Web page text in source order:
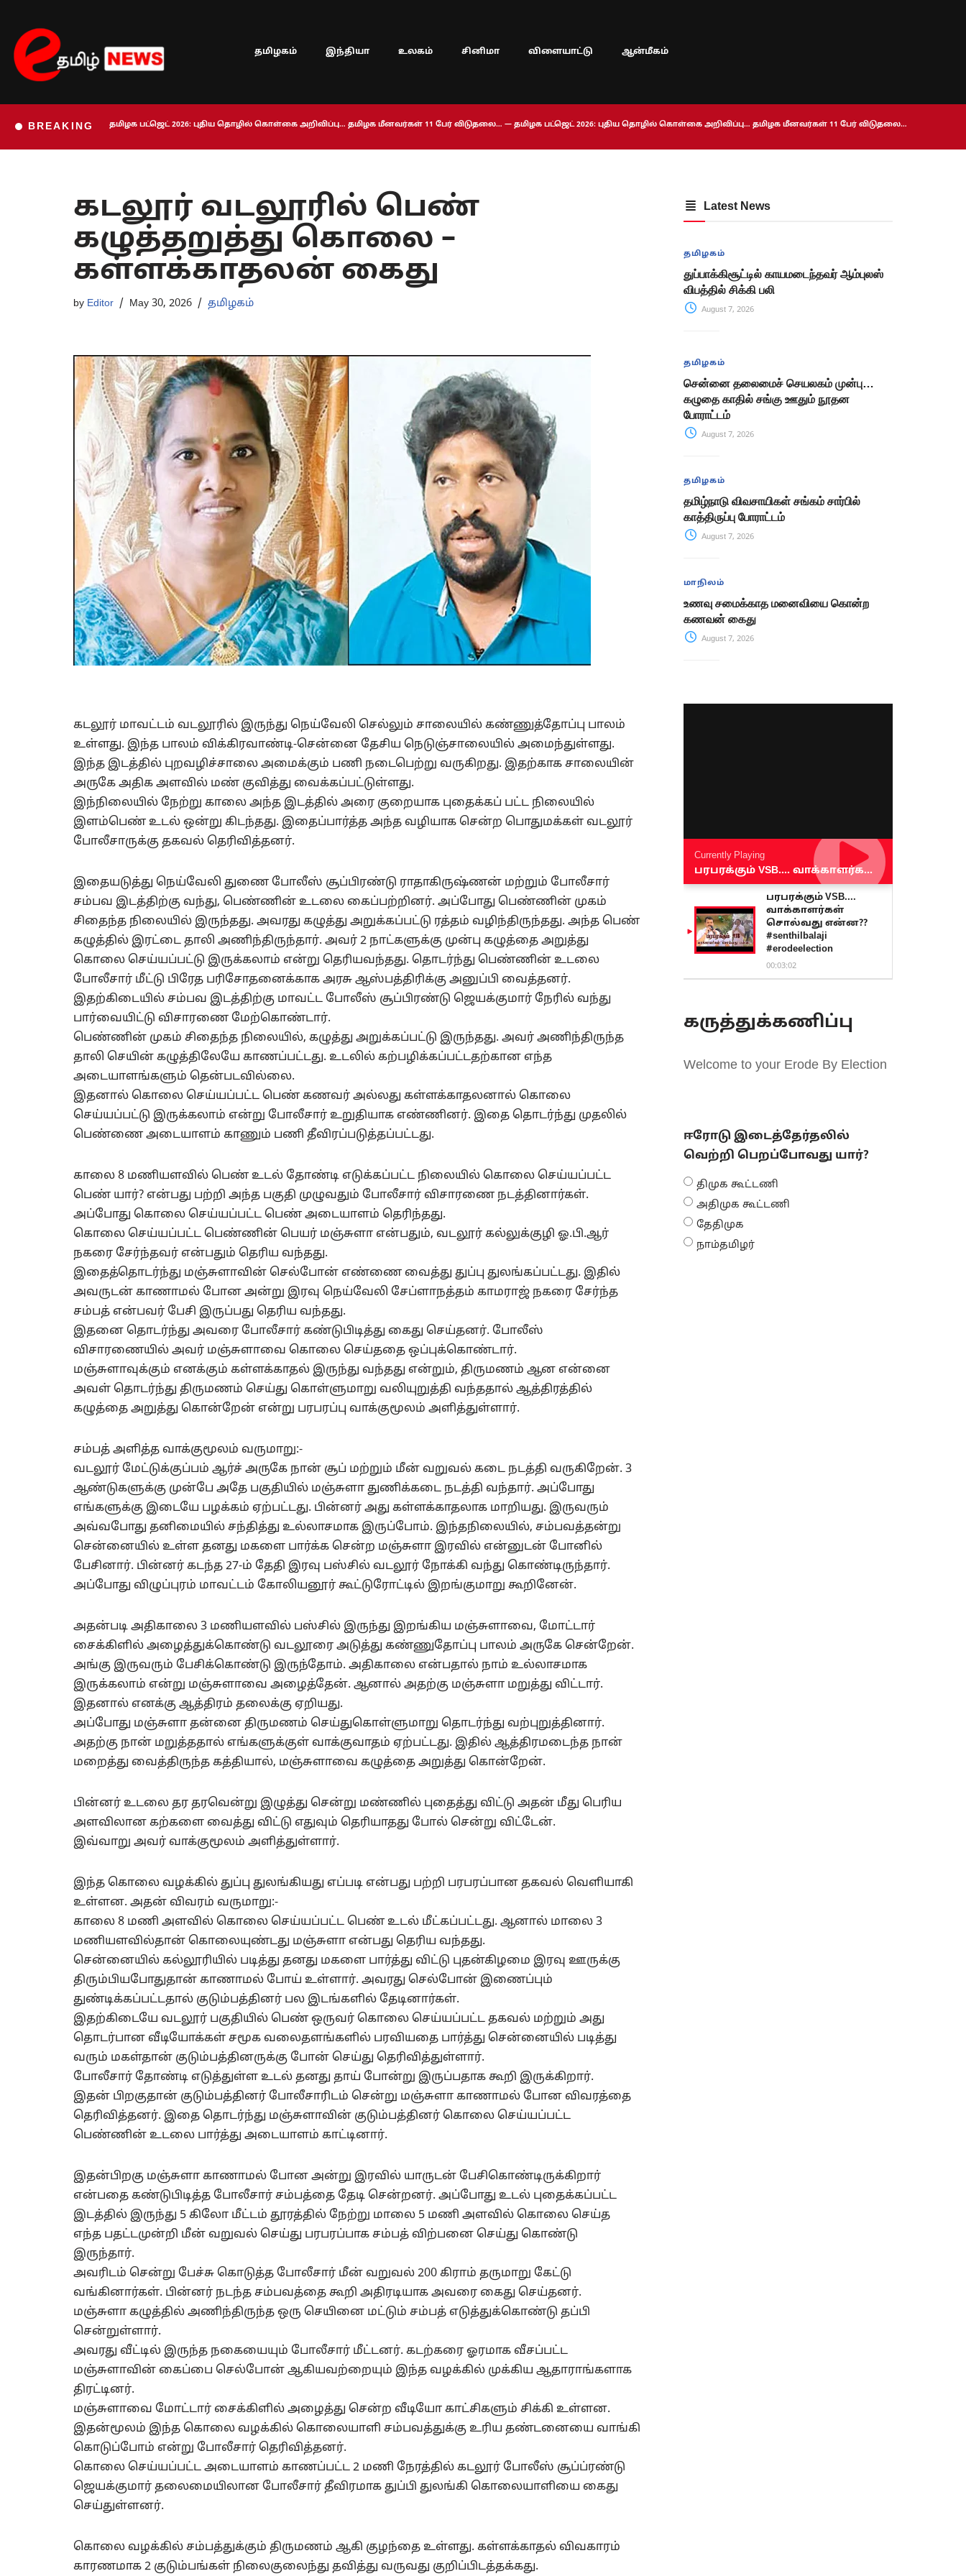
Skip
to
content
தமிழகம் இந்தியா உலகம் சினிமா விளையாட்டு ஆன்மீகம்
BREAKING தமிழக பட்ஜெட் 2026: புதிய தொழில் கொள்கை அறிவிப்பு… தமிழக மீனவர்கள் 11 பேர் விடுதலை… — தமிழக பட்ஜெட் 2026: புதிய தொழில் கொள்கை அறிவிப்பு… தமிழக மீனவர்கள் 11 பேர் விடுதலை…
கடலூர் வடலூரில் பெண்
கழுத்தறுத்து கொலை –
கள்ளக்காதலன் கைது
by Editor May 30, 2026 தமிழகம்
கடலூர் மாவட்டம் வடலூரில் இருந்து நெய்வேலி செல்லும் சாலையில் கண்ணுத்தோப்பு பாலம்
உள்ளது. இந்த பாலம் விக்கிரவாண்டி-சென்னை தேசிய நெடுஞ்சாலையில் அமைந்துள்ளது.
இந்த இடத்தில் புறவழிச்சாலை அமைக்கும் பணி நடைபெற்று வருகிறது. இதற்காக சாலையின்
அருகே அதிக அளவில் மண் குவித்து வைக்கப்பட்டுள்ளது.
இந்நிலையில் நேற்று காலை அந்த இடத்தில் அரை குறையாக புதைக்கப் பட்ட நிலையில்
இளம்பெண் உடல் ஒன்று கிடந்தது. இதைப்பார்த்த அந்த வழியாக சென்ற பொதுமக்கள் வடலூர்
போலீசாருக்கு தகவல் தெரிவித்தனர்.
இதையடுத்து நெய்வேலி துணை போலீஸ் சூப்பிரண்டு ராதாகிருஷ்ணன் மற்றும் போலீசார்
சம்பவ இடத்திற்கு வந்து, பெண்ணின் உடலை கைப்பற்றினர். அப்போது பெண்ணின் முகம்
சிதைந்த நிலையில் இருந்தது. அவரது கழுத்து அறுக்கப்பட்டு ரத்தம் வழிந்திருந்தது. அந்த பெண்
கழுத்தில் இரட்டை தாலி அணிந்திருந்தார். அவர் 2 நாட்களுக்கு முன்பு கழுத்தை அறுத்து
கொலை செய்யப்பட்டு இருக்கலாம் என்று தெரியவந்தது. தொடர்ந்து பெண்ணின் உடலை
போலீசார் மீட்டு பிரேத பரிசோதனைக்காக அரசு ஆஸ்பத்திரிக்கு அனுப்பி வைத்தனர்.
இதற்கிடையில் சம்பவ இடத்திற்கு மாவட்ட போலீஸ் சூப்பிரண்டு ஜெயக்குமார் நேரில் வந்து
பார்வையிட்டு விசாரணை மேற்கொண்டார்.
பெண்ணின் முகம் சிதைந்த நிலையில், கழுத்து அறுக்கப்பட்டு இருந்தது. அவர் அணிந்திருந்த
தாலி செயின் கழுத்திலேயே காணப்பட்டது. உடலில் கற்பழிக்கப்பட்டதற்கான எந்த
அடையாளங்களும் தென்படவில்லை.
இதனால் கொலை செய்யப்பட்ட பெண் கணவர் அல்லது கள்ளக்காதலனால் கொலை
செய்யப்பட்டு இருக்கலாம் என்று போலீசார் உறுதியாக எண்ணினர். இதை தொடர்ந்து முதலில்
பெண்ணை அடையாளம் காணும் பணி தீவிரப்படுத்தப்பட்டது.
காலை 8 மணியளவில் பெண் உடல் தோண்டி எடுக்கப்பட்ட நிலையில் கொலை செய்யப்பட்ட
பெண் யார்? என்பது பற்றி அந்த பகுதி முழுவதும் போலீசார் விசாரணை நடத்தினார்கள்.
அப்போது கொலை செய்யப்பட்ட பெண் அடையாளம் தெரிந்தது.
கொலை செய்யப்பட்ட பெண்ணின் பெயர் மஞ்சுளா என்பதும், வடலூர் கல்லுக்குழி ஓ.பி.ஆர்
நகரை சேர்ந்தவர் என்பதும் தெரிய வந்தது.
இதைத்தொடர்ந்து மஞ்சுளாவின் செல்போன் எண்ணை வைத்து துப்பு துலங்கப்பட்டது. இதில்
அவருடன் காணாமல் போன அன்று இரவு நெய்வேலி சேப்ளாநத்தம் காமராஜ் நகரை சேர்ந்த
சம்பத் என்பவர் பேசி இருப்பது தெரிய வந்தது.
இதனை தொடர்ந்து அவரை போலீசார் கண்டுபிடித்து கைது செய்தனர். போலீஸ்
விசாரணையில் அவர் மஞ்சுளாவை கொலை செய்ததை ஒப்புக்கொண்டார்.
மஞ்சுளாவுக்கும் எனக்கும் கள்ளக்காதல் இருந்து வந்தது என்றும், திருமணம் ஆன என்னை
அவள் தொடர்ந்து திருமணம் செய்து கொள்ளுமாறு வலியுறுத்தி வந்ததால் ஆத்திரத்தில்
கழுத்தை அறுத்து கொன்றேன் என்று பரபரப்பு வாக்குமூலம் அளித்துள்ளார்.
சம்பத் அளித்த வாக்குமூலம் வருமாறு:-
வடலூர் மேட்டுக்குப்பம் ஆர்ச் அருகே நான் சூப் மற்றும் மீன் வறுவல் கடை நடத்தி வருகிறேன். 3
ஆண்டுகளுக்கு முன்பே அதே பகுதியில் மஞ்சுளா துணிக்கடை நடத்தி வந்தார். அப்போது
எங்களுக்கு இடையே பழக்கம் ஏற்பட்டது. பின்னர் அது கள்ளக்காதலாக மாறியது. இருவரும்
அவ்வபோது தனிமையில் சந்தித்து உல்லாசமாக இருப்போம். இந்தநிலையில், சம்பவத்தன்று
சென்னையில் உள்ள தனது மகளை பார்க்க சென்ற மஞ்சுளா இரவில் என்னுடன் போனில்
பேசினார். பின்னர் கடந்த 27-ம் தேதி இரவு பஸ்சில் வடலூர் நோக்கி வந்து கொண்டிருந்தார்.
அப்போது விழுப்புரம் மாவட்டம் கோலியனூர் கூட்டுரோட்டில் இறங்குமாறு கூறினேன்.
அதன்படி அதிகாலை 3 மணியளவில் பஸ்சில் இருந்து இறங்கிய மஞ்சுளாவை, மோட்டார்
சைக்கிளில் அழைத்துக்கொண்டு வடலூரை அடுத்து கண்ணுதோப்பு பாலம் அருகே சென்றேன்.
அங்கு இருவரும் பேசிக்கொண்டு இருந்தோம். அதிகாலை என்பதால் நாம் உல்லாசமாக
இருக்கலாம் என்று மஞ்சுளாவை அழைத்தேன். ஆனால் அதற்கு மஞ்சுளா மறுத்து விட்டார்.
இதனால் எனக்கு ஆத்திரம் தலைக்கு ஏறியது.
அப்போது மஞ்சுளா தன்னை திருமணம் செய்துகொள்ளுமாறு தொடர்ந்து வற்புறுத்தினார்.
அதற்கு நான் மறுத்ததால் எங்களுக்குள் வாக்குவாதம் ஏற்பட்டது. இதில் ஆத்திரமடைந்த நான்
மறைத்து வைத்திருந்த கத்தியால், மஞ்சுளாவை கழுத்தை அறுத்து கொன்றேன்.
பின்னர் உடலை தர தரவென்று இழுத்து சென்று மண்ணில் புதைத்து விட்டு அதன் மீது பெரிய
அளவிலான கற்களை வைத்து விட்டு எதுவும் தெரியாதது போல் சென்று விட்டேன்.
இவ்வாறு அவர் வாக்குமூலம் அளித்துள்ளார்.
இந்த கொலை வழக்கில் துப்பு துலங்கியது எப்படி என்பது பற்றி பரபரப்பான தகவல் வெளியாகி
உள்ளன. அதன் விவரம் வருமாறு:-
காலை 8 மணி அளவில் கொலை செய்யப்பட்ட பெண் உடல் மீட்கப்பட்டது. ஆனால் மாலை 3
மணியளவில்தான் கொலையுண்டது மஞ்சுளா என்பது தெரிய வந்தது.
சென்னையில் கல்லூரியில் படித்து தனது மகளை பார்த்து விட்டு புதன்கிழமை இரவு ஊருக்கு
திரும்பியபோதுதான் காணாமல் போய் உள்ளார். அவரது செல்போன் இணைப்பும்
துண்டிக்கப்பட்டதால் குடும்பத்தினர் பல இடங்களில் தேடினார்கள்.
இதற்கிடையே வடலூர் பகுதியில் பெண் ஒருவர் கொலை செய்யப்பட்ட தகவல் மற்றும் அது
தொடர்பான வீடியோக்கள் சமூக வலைதளங்களில் பரவியதை பார்த்து சென்னையில் படித்து
வரும் மகள்தான் குடும்பத்தினருக்கு போன் செய்து தெரிவித்துள்ளார்.
போலீசார் தோண்டி எடுத்துள்ள உடல் தனது தாய் போன்று இருப்பதாக கூறி இருக்கிறார்.
இதன் பிறகுதான் குடும்பத்தினர் போலீசாரிடம் சென்று மஞ்சுளா காணாமல் போன விவரத்தை
தெரிவித்தனர். இதை தொடர்ந்து மஞ்சுளாவின் குடும்பத்தினர் கொலை செய்யப்பட்ட
பெண்ணின் உடலை பார்த்து அடையாளம் காட்டினார்.
இதன்பிறகு மஞ்சுளா காணாமல் போன அன்று இரவில் யாருடன் பேசிகொண்டிருக்கிறார்
என்பதை கண்டுபிடித்த போலீசார் சம்பத்தை தேடி சென்றனர். அப்போது உடல் புதைக்கப்பட்ட
இடத்தில் இருந்து 5 கிலோ மீட்டம் தூரத்தில் நேற்று மாலை 5 மணி அளவில் கொலை செய்த
எந்த பதட்டமுன்றி மீன் வறுவல் செய்து பரபரப்பாக சம்பத் விற்பனை செய்து கொண்டு
இருந்தார்.
அவரிடம் சென்று பேச்சு கொடுத்த போலீசார் மீன் வறுவல் 200 கிராம் தருமாறு கேட்டு
வங்கினார்கள். பின்னர் நடந்த சம்பவத்தை கூறி அதிரடியாக அவரை கைது செய்தனர்.
மஞ்சுளா கழுத்தில் அணிந்திருந்த ஒரு செயினை மட்டும் சம்பத் எடுத்துக்கொண்டு தப்பி
சென்றுள்ளார்.
அவரது வீட்டில் இருந்த நகையையும் போலீசார் மீட்டனர். கடற்கரை ஓரமாக வீசப்பட்ட
மஞ்சுளாவின் கைப்பை செல்போன் ஆகியவற்றையும் இந்த வழக்கில் முக்கிய ஆதாராங்களாக
திரட்டினர்.
மஞ்சுளாவை மோட்டார் சைக்கிளில் அழைத்து சென்ற வீடியோ காட்சிகளும் சிக்கி உள்ளன.
இதன்மூலம் இந்த கொலை வழக்கில் கொலையாளி சம்பவத்துக்கு உரிய தண்டனையை வாங்கி
கொடுப்போம் என்று போலீசார் தெரிவித்தனர்.
கொலை செய்யப்பட்ட அடையாளம் காணப்பட்ட 2 மணி நேரத்தில் கடலூர் போலீஸ் சூப்ப்ரண்டு
ஜெயக்குமார் தலைமையிலான போலீசார் தீவிரமாக துப்பி துலங்கி கொலையாளியை கைது
செய்துள்ளனர்.
கொலை வழக்கில் சம்பத்துக்கும் திருமணம் ஆகி குழந்தை உள்ளது. கள்ளக்காதல் விவகாரம்
காரணமாக 2 குடும்பங்கள் நிலைகுலைந்து தவித்து வருவது குறிப்பிடத்தக்கது.
Latest News
தமிழகம்
துப்பாக்கிசூட்டில் காயமடைந்தவர் ஆம்புலஸ்
விபத்தில் சிக்கி பலி
August 7, 2026
தமிழகம்
சென்னை தலைமைச் செயலகம் முன்பு…
கழுதை காதில் சங்கு ஊதும் நூதன
போராட்டம்
August 7, 2026
தமிழகம்
தமிழ்நாடு விவசாயிகள் சங்கம் சார்பில்
காத்திருப்பு போராட்டம்
August 7, 2026
மாநிலம்
உணவு சமைக்காத மனைவியை கொன்ற
கணவன் கைது
August 7, 2026
Currently Playing
பரபரக்கும் VSB.... வாக்காளர்கள் சொல்வது என்ன?? #senthilbalaji #erodeelection
பரபரக்கும் VSB....
வாக்காளர்கள்
சொல்வது என்ன??
#senthilbalaji
#erodeelection
00:03:02
கருத்துக்கணிப்பு
Welcome to your Erode By Election
ஈரோடு இடைத்தேர்தலில்
வெற்றி பெறப்போவது யார்?
திமுக கூட்டணி
அதிமுக கூட்டணி
தேதிமுக
நாம்தமிழர்